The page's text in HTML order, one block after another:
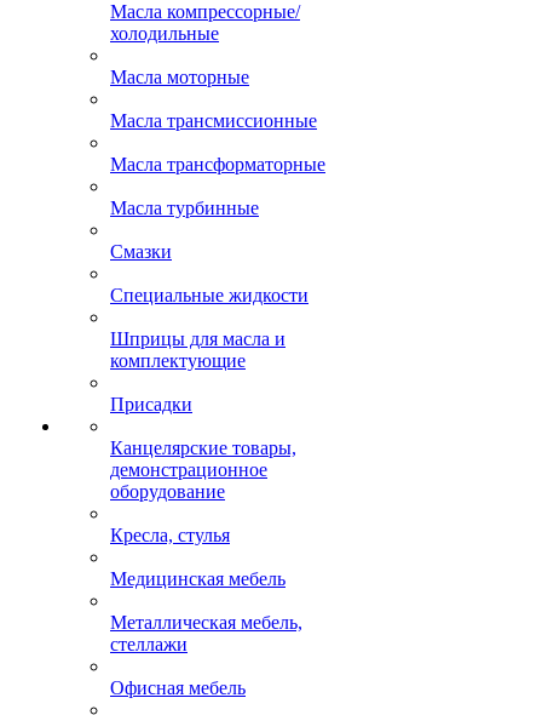
Масла компрессорные/
холодильные
Масла моторные
Масла трансмиссионные
Масла трансформаторные
Масла турбинные
Смазки
Специальные жидкости
Шприцы для масла и
комплектующие
Присадки
Канцелярские товары,
демонстрационное
оборудование
Кресла, стулья
Медицинская мебель
Металлическая мебель,
стеллажи
Офисная мебель